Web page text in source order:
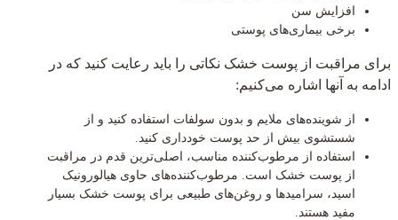
افزایش سن
برخی بیماری‌های پوستی
برای مراقبت از پوست خشک نکاتی را باید رعایت کنید که در
ادامه به آنها اشاره می‌کنیم:
از شوینده‌های ملایم و بدون سولفات استفاده کنید و از
شستشوی بیش از حد پوست خودداری کنید.
استفاده از مرطوب‌کننده مناسب، اصلی‌ترین قدم در مراقبت
از پوست خشک است. مرطوب‌کننده‌های حاوی هیالورونیک
اسید، سرامیدها و روغن‌های طبیعی برای پوست خشک بسیار
مفید هستند.